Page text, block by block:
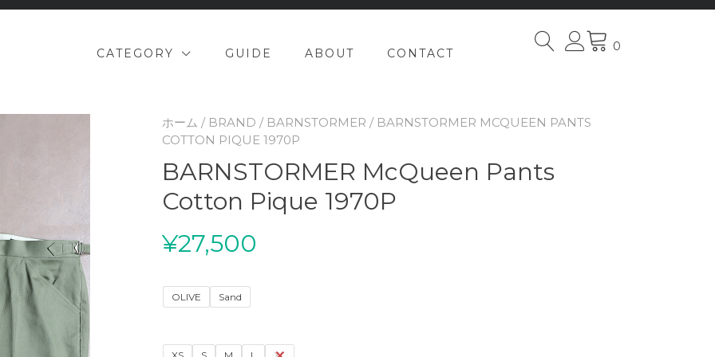
CATEGORY GUIDE ABOUT CONTACT 0
ホーム / BRAND / BARNSTORMER / BARNSTORMER MCQUEEN PANTS
COTTON PIQUE 1970P
BARNSTORMER McQueen Pants
Cotton Pique 1970P
¥27,500
OLIVE Sand